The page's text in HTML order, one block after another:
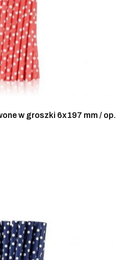
w groszki 6x197 mm / op.